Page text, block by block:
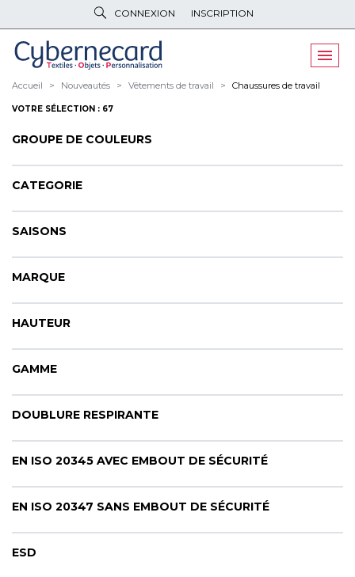
CONNEXION INSCRIPTION
VÊTEMENTSDE TRAVAIL
VÊTEMENTS D'IMAGE
PARAPLUIES & BAGAGERIE
PELUCHES& GOODIES
RESPONSABLE
PROMOS
LA SOCIÉTÉ
SERVICES
ROADSHOWS, FORUM DES EXPERTS
MARQUES & CERTIFICATS
Accueil Nouveautés Vêtements de travail Chaussures de travail
VOTRE SÉLECTION : 67
GROUPE DE COULEURS
CATEGORIE
SAISONS
MARQUE
HAUTEUR
GAMME
DOUBLURE RESPIRANTE
EN ISO 20345 AVEC EMBOUT DE SÉCURITÉ
EN ISO 20347 SANS EMBOUT DE SÉCURITÉ
ESD